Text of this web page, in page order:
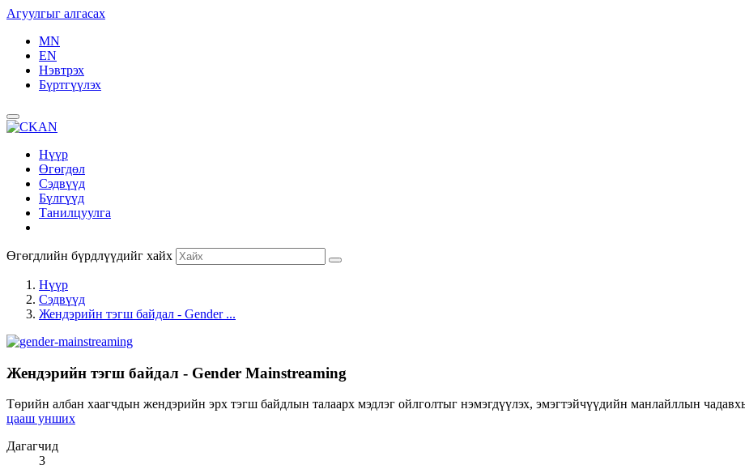
Агуулгыг алгасах
MN
EN
Нэвтрэх
Бүртгүүлэх
Нүүр
Өгөгдөл
Сэдвүүд
Бүлгүүд
Танилцуулга
Өгөгдлийн бүрдлүүдийг хайх
Нүүр
Сэдвүүд
Жендэрийн тэгш байдал - Gender ...
Жендэрийн тэгш байдал - Gender Mainstreaming
Төрийн албан хаагчдын жендэрийн эрх тэгш байдлын талаарх мэдлэг ойлголтыг нэмэгдүүлэх, эмэгтэйчүүдийн манлайллын
цааш унших
Дагагчид
3